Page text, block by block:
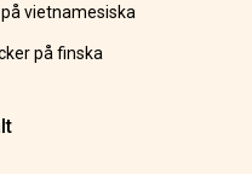
vietnamesiska
på finska